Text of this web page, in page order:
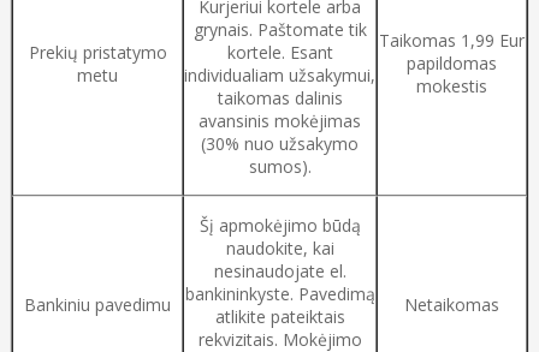
Prekių pristatymo
metu
Kurjeriui kortele arba
grynais. Paštomate tik
kortele. Esant
individualiam užsakymui,
taikomas dalinis
avansinis mokėjimas
(30% nuo užsakymo
sumos).
Taikomas 1,99 Eur
papildomas
mokestis
Bankiniu pavedimu
Šį apmokėjimo būdą
naudokite, kai
nesinaudojate el.
bankininkyste. Pavedimą
atlikite pateiktais
rekvizitais. Mokėjimo
Netaikomas